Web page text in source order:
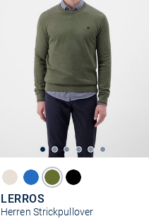
LERROS
Herren Strickpullover